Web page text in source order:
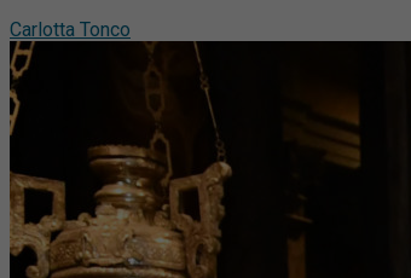
Carlotta Tonco